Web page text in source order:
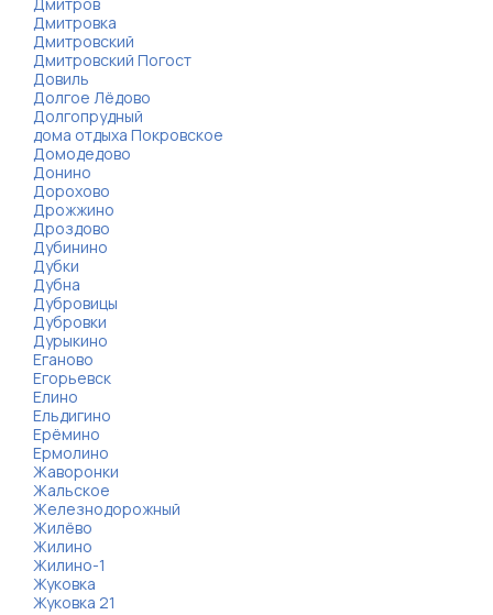
Дмитровка
Дмитровский
Дмитровский Погост
Довиль
Долгое Лёдово
Долгопрудный
дома отдыха Покровское
Домодедово
Донино
Дорохово
Дрожжино
Дроздово
Дубинино
Дубки
Дубна
Дубровицы
Дубровки
Дурыкино
Еганово
Егорьевск
Елино
Ельдигино
Ерёмино
Ермолино
Жаворонки
Жальское
Железнодорожный
Жилёво
Жилино
Жилино-1
Жуковка
Жуковка 21